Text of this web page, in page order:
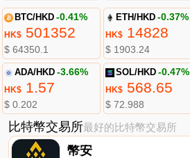
BTC/HKD -0.41%
HK$501352
$ 64350.1
ETH/HKD -0.37%
HK$ 14828
$ 1903.24
ADA/HKD -3.66%
HK$1.57
$ 0.202
SOL/HKD -0.47%
HK$ 568.65
$ 72.988
比特幣交易所最好的比特幣交易所
幣安